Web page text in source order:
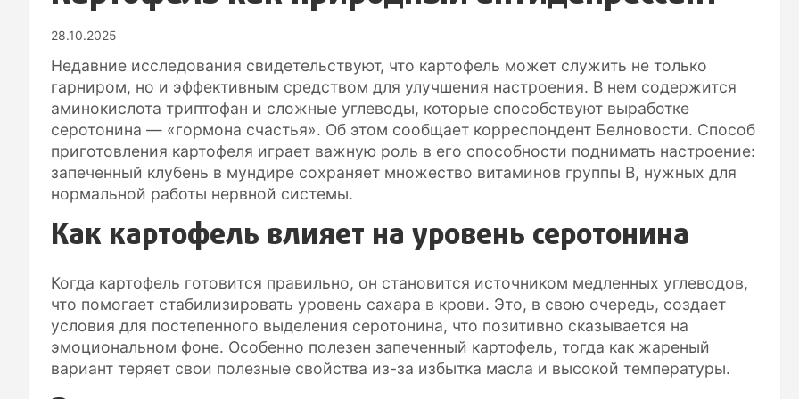
28.10.2025
Недавние исследования свидетельствуют, что картофель может служить не только
гарниром, но и эффективным средством для улучшения настроения. В нем содержится
аминокислота триптофан и сложные углеводы, которые способствуют выработке
серотонина — «гормона счастья». Об этом сообщает корреспондент Белновости. Способ
приготовления картофеля играет важную роль в его способности поднимать настроение:
запеченный клубень в мундире сохраняет множество витаминов группы B, нужных для
нормальной работы нервной системы.
Как картофель влияет на уровень серотонина
Когда картофель готовится правильно, он становится источником медленных углеводов,
что помогает стабилизировать уровень сахара в крови. Это, в свою очередь, создает
условия для постепенного выделения серотонина, что позитивно сказывается на
эмоциональном фоне. Особенно полезен запеченный картофель, тогда как жареный
вариант теряет свои полезные свойства из-за избытка масла и высокой температуры.